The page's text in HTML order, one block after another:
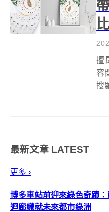
擅
容
搜
最新文章 LATEST
更多 ›
博多車站前迎來綠色奇蹟
迴廊織就未來都市綠洲